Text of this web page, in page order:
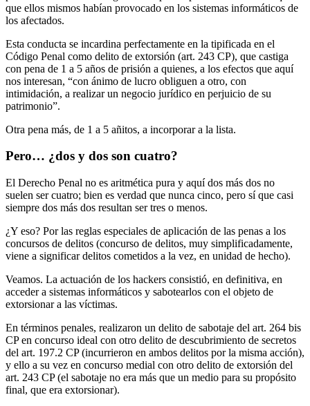
que ellos mismos habían provocado en los sistemas informáticos de
los afectados.
Esta conducta se incardina perfectamente en la tipificada en el
Código Penal como delito de extorsión (art. 243 CP), que castiga
con pena de 1 a 5 años de prisión a quienes, a los efectos que aquí
nos interesan, “con ánimo de lucro obliguen a otro, con
intimidación, a realizar un negocio jurídico en perjuicio de su
patrimonio”.
Otra pena más, de 1 a 5 añitos, a incorporar a la lista.
Pero… ¿dos y dos son cuatro?
El Derecho Penal no es aritmética pura y aquí dos más dos no
suelen ser cuatro; bien es verdad que nunca cinco, pero sí que casi
siempre dos más dos resultan ser tres o menos.
¿Y eso? Por las reglas especiales de aplicación de las penas a los
concursos de delitos (concurso de delitos, muy simplificadamente,
viene a significar delitos cometidos a la vez, en unidad de hecho).
Veamos. La actuación de los hackers consistió, en definitiva, en
acceder a sistemas informáticos y sabotearlos con el objeto de
extorsionar a las víctimas.
En términos penales, realizaron un delito de sabotaje del art. 264 bis
CP en concurso ideal con otro delito de descubrimiento de secretos
del art. 197.2 CP (incurrieron en ambos delitos por la misma acción),
y ello a su vez en concurso medial con otro delito de extorsión del
art. 243 CP (el sabotaje no era más que un medio para su propósito
final, que era extorsionar).